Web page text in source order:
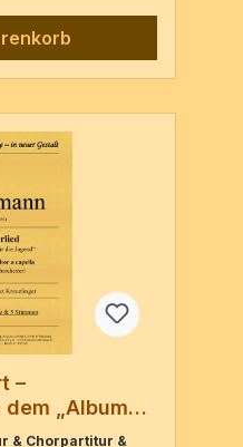
/ 40€ Auch als
–
„Album
& Chorpartitur &